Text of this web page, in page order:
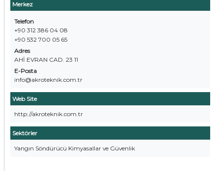
Merkez
Telefon
+90 312 386 04 08
+90 532 700 05 65
Adres
AHİ EVRAN CAD. 23 11
E-Posta
info@akroteknik.com.tr
Web Site
http://akroteknik.com.tr
Sektörler
Yangın Söndürücü Kimyasallar ve Güvenlik